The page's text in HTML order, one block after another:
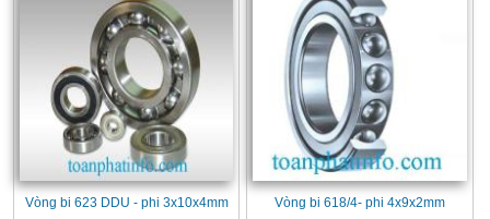
Vòng bi 623 DDU - phi 3x10x4mm Vòng bi 618/4- phi 4x9x2mm